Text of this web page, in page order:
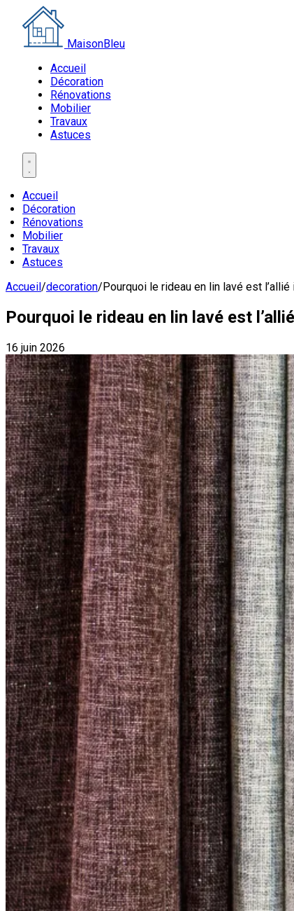
MaisonBleu
Accueil
Décoration
Rénovations
Mobilier
Travaux
Astuces
Accueil
Décoration
Rénovations
Mobilier
Travaux
Astuces
Accueil/decoration/Pourquoi le rideau en lin lavé est
Pourquoi le rideau en lin lavé est
16 juin 2026